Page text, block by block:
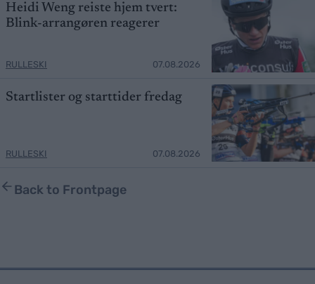
Heidi Weng reiste hjem tvert:
Blink-arrangøren reagerer
RULLESKI 07.08.2026
Startlister og starttider fredag
RULLESKI 07.08.2026
Back to Frontpage